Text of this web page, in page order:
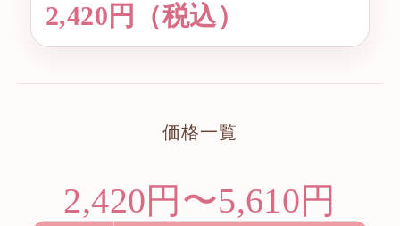
2,420円（税込）
価格一覧
2,420円〜5,610円